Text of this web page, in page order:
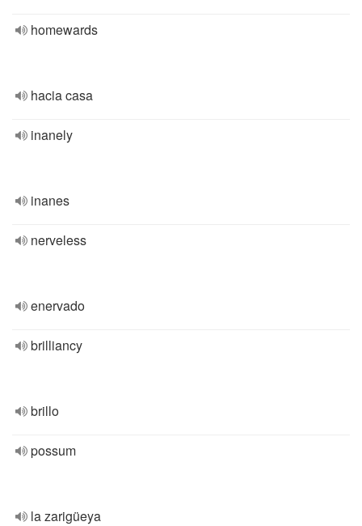
homewards
hacia casa
inanely
inanes
nerveless
enervado
brilliancy
brillo
possum
la zarigüeya